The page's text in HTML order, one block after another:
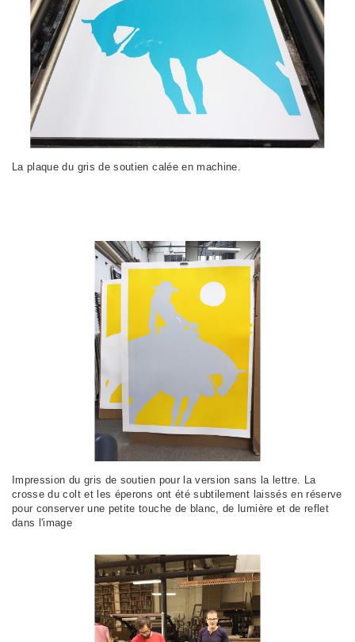
La plaque du gris de soutien calée en machine.
Impression du gris de soutien pour la version sans la lettre. La
crosse du colt et les éperons ont été subtilement laissés en réserve
pour conserver une petite touche de blanc, de lumière et de reflet
dans l'image